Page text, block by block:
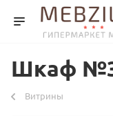
Шкаф
Витрины